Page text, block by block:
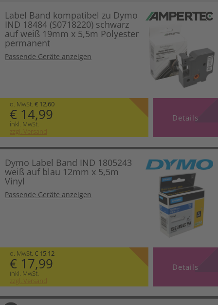
Label Band kompatibel zu Dymo
IND 18484 (S0718220) schwarz
auf weiß 19mm x 5,5m Polyester
permanent
Passende Geräte anzeigen
o. MwSt. € 12,60
€ 14,99
inkl. MwSt.
zzgl. Versand
Details
Dymo Label Band IND 1805243
weiß auf blau 12mm x 5,5m
Vinyl
Passende Geräte anzeigen
o. MwSt. € 15,12
€ 17,99
inkl. MwSt.
zzgl. Versand
Details